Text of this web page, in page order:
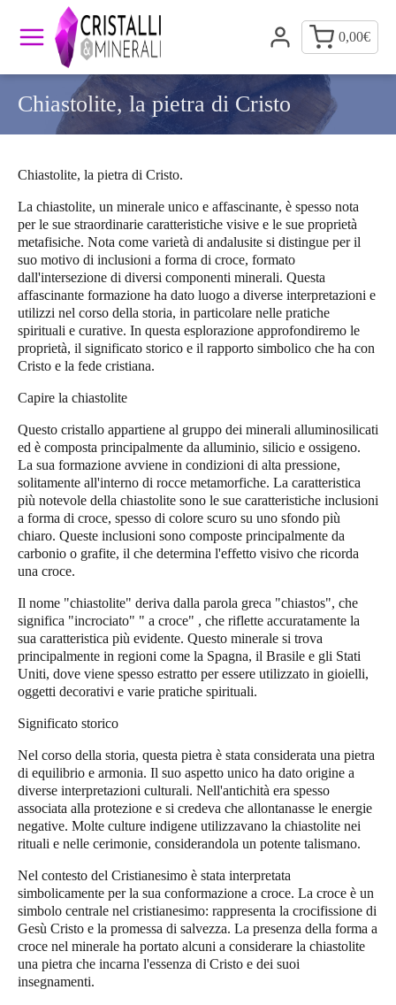
0,00€
Chiastolite, la pietra di Cristo
Chiastolite, la pietra di Cristo.
La chiastolite, un minerale unico e affascinante, è spesso nota
per le sue straordinarie caratteristiche visive e le sue proprietà
metafisiche. Nota come varietà di andalusite si distingue per il
suo motivo di inclusioni a forma di croce, formato
dall'intersezione di diversi componenti minerali. Questa
affascinante formazione ha dato luogo a diverse interpretazioni e
utilizzi nel corso della storia, in particolare nelle pratiche
spirituali e curative. In questa esplorazione approfondiremo le
proprietà, il significato storico e il rapporto simbolico che ha con
Cristo e la fede cristiana.
Capire la chiastolite
Questo cristallo appartiene al gruppo dei minerali alluminosilicati
ed è composta principalmente da alluminio, silicio e ossigeno.
La sua formazione avviene in condizioni di alta pressione,
solitamente all'interno di rocce metamorfiche. La caratteristica
più notevole della chiastolite sono le sue caratteristiche inclusioni
a forma di croce, spesso di colore scuro su uno sfondo più
chiaro. Queste inclusioni sono composte principalmente da
carbonio o grafite, il che determina l'effetto visivo che ricorda
una croce.
Il nome "chiastolite" deriva dalla parola greca "chiastos", che
significa "incrociato" " a croce" , che riflette accuratamente la
sua caratteristica più evidente. Questo minerale si trova
principalmente in regioni come la Spagna, il Brasile e gli Stati
Uniti, dove viene spesso estratto per essere utilizzato in gioielli,
oggetti decorativi e varie pratiche spirituali.
Significato storico
Nel corso della storia, questa pietra è stata considerata una pietra
di equilibrio e armonia. Il suo aspetto unico ha dato origine a
diverse interpretazioni culturali. Nell'antichità era spesso
associata alla protezione e si credeva che allontanasse le energie
negative. Molte culture indigene utilizzavano la chiastolite nei
rituali e nelle cerimonie, considerandola un potente talismano.
Nel contesto del Cristianesimo è stata interpretata
simbolicamente per la sua conformazione a croce. La croce è un
simbolo centrale nel cristianesimo: rappresenta la crocifissione di
Gesù Cristo e la promessa di salvezza. La presenza della forma a
croce nel minerale ha portato alcuni a considerare la chiastolite
una pietra che incarna l'essenza di Cristo e dei suoi
insegnamenti.